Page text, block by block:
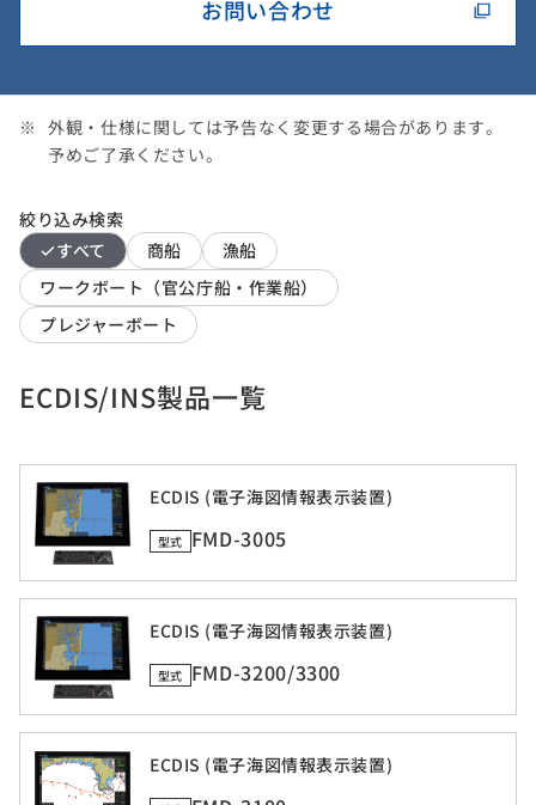
お問い合わせ
外観・仕様に関しては予告なく変更する場合があります。
予めご了承ください。
絞り込み検索
すべて
商船
漁船
ワークボート（官公庁船・作業船）
プレジャーボート
ECDIS/INS製品一覧
ECDIS (電子海図情報表示装置)
型式 FMD-3005
ECDIS (電子海図情報表示装置)
型式 FMD-3200/3300
ECDIS (電子海図情報表示装置)